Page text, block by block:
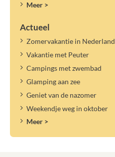
Meer >
Actueel
Zomervakantie in Nederland
Vakantie met Peuter
Campings met zwembad
Glamping aan zee
Geniet van de nazomer
Weekendje weg in oktober
Meer >